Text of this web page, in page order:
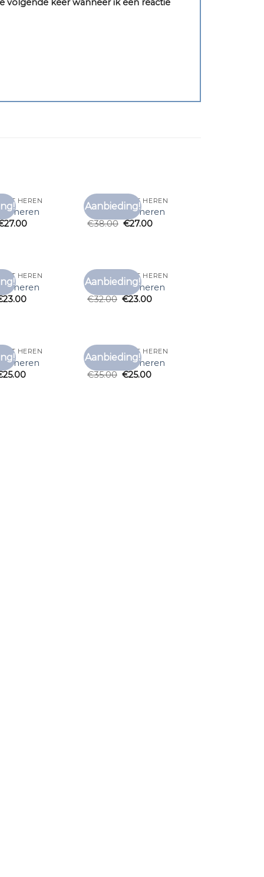
volgende keer wanneer ik een reactie
Toevoegen
HEREN
heren
27.00
Aanbieding!
Toevoegen
EFFEN T SHIRT HEREN
effen t shirt heren
€38.00 €27.00
Toevoegen
HEREN
heren
23.00
Aanbieding!
Toevoegen
EFFEN T SHIRT HEREN
effen t shirt heren
€32.00 €23.00
Toevoegen
HEREN
heren
25.00
Aanbieding!
Toevoegen
EFFEN T SHIRT HEREN
effen t shirt heren
€35.00 €25.00